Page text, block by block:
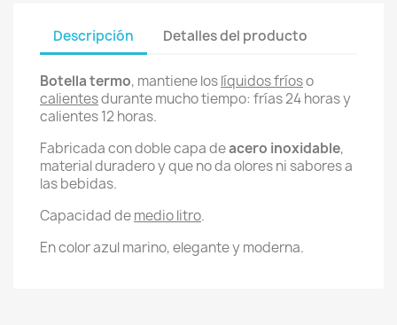
Descripción Detalles del producto
Botellatermo, mantiene loslíquidos fríoso
calientesdurante mucho tiempo: frías 24 horas y
calientes 12 horas.
Fabricada con doble capa deacero inoxidable,
material duradero y que no da olores ni sabores a
las bebidas.
Capacidad demedio litro.
En color azul marino, elegante y moderna.